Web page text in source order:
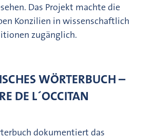
Das Projekt machte die
Konzilien in wissenschaftlich
zugänglich.
WÖRTERBUCH –
DE L´OCCITAN
dokumentiert das